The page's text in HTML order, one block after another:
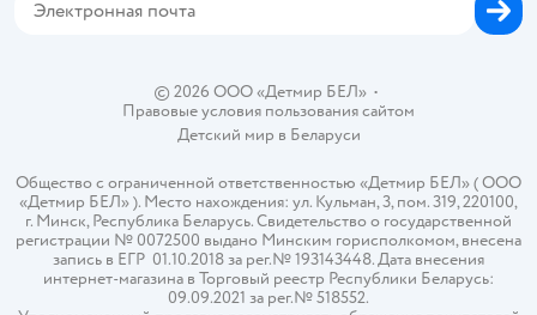
© 2026 ООО «Детмир БЕЛ»•
Правовые условия пользования сайтом
Детский мир в Беларуси
Общество с ограниченной ответственностью «Детмир БЕЛ» ( ООО
«Детмир БЕЛ» ). Место нахождения: ул. Кульман, 3, пом. 319, 220100,
г. Минск, Республика Беларусь. Свидетельство о государственной
регистрации № 0072500 выдано Минским горисполкомом, внесена
запись в ЕГР 01.10.2018 за рег.№ 193143448. Дата внесения
интернет-магазина в Торговый реестр Республики Беларусь:
09.09.2021 за рег.№ 518552.